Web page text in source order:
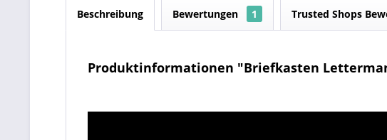
Beschreibung Bewertungen 1 Trusted Shops
Produktinformationen "Briefkasten